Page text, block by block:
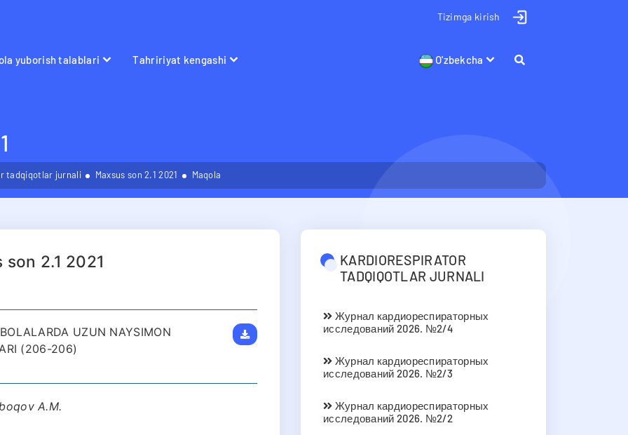
Tizimga kirish
yuborish talablari Tahririyat kengashi O'zbekcha
tadqiqotlar jurnali Maxsus son 2.1 2021 Maqola
son 2.1 2021
UZUN NAYSIMON
(206-206)
A.M.
KARDIORESPIRATOR
TADQIQOTLAR JURNALI
Журнал кардиореспираторных
исследований 2026. №2/4
Журнал кардиореспираторных
исследований 2026. №2/3
Журнал кардиореспираторных
исследований 2026. №2/2